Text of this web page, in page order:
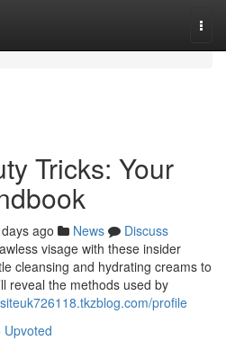
Tricks: Your
ago News
Discuss
visage with these insider
cleansing and hydrating creams to
reveal the methods used by
profile
Upvoted